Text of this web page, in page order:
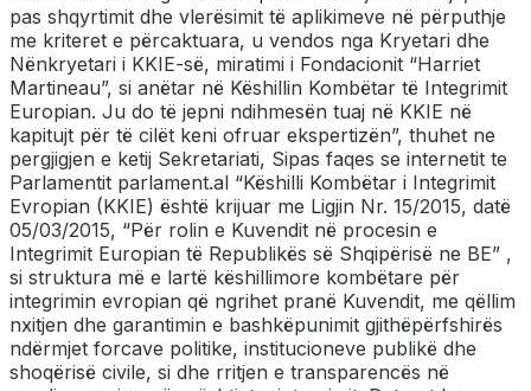
pas shqyrtimit dhe vlerësimit të aplikimeve në përputhje
me kriteret e përcaktuara, u vendos nga Kryetari dhe
Nënkryetari i KKIE-së, miratimi i Fondacionit “Harriet
Martineau”, si anëtar në Këshillin Kombëtar të Integrimit
Europian. Ju do të jepni ndihmesën tuaj në KKIE në
kapitujt për të cilët keni ofruar ekspertizën”, thuhet ne
pergjigjen e ketij Sekretariati, Sipas faqes se internetit te
Parlamentit parlament.al “Këshilli Kombëtar i Integrimit
Evropian (KKIE) është krijuar me Ligjin Nr. 15/2015, datë
05/03/2015, “Për rolin e Kuvendit në procesin e
Integrimit Europian të Republikës së Shqipërisë ne BE” ,
si struktura më e lartë këshillimore kombëtare për
integrimin evropian që ngrihet pranë Kuvendit, me qëllim
nxitjen dhe garantimin e bashkëpunimit gjithëpërfshirës
ndërmjet forcave politike, institucioneve publikë dhe
shoqërisë civile, si dhe rritjen e transparencës në